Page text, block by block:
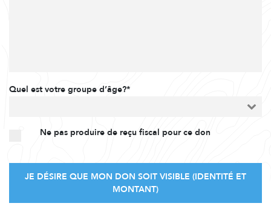
Quel est votre groupe d’âge?*
Ne pas produire de reçu fiscal pour ce don
JE DÉSIRE QUE MON DON SOIT VISIBLE (IDENTITÉ ET
MONTANT)